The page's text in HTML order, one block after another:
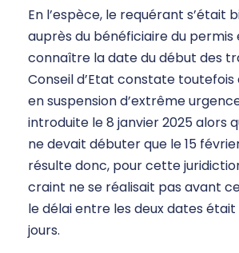
En l’espèce, le requérant s’était
auprès du bénéficiaire du permis
connaître la date du début des
Conseil d’Etat constate
en suspension d’extrême
introduite le 8 janvier 2025 alors
ne devait débuter que le 15
résulte donc, pour cette
craint ne se réalisait pas avant
le délai entre les deux dates était
jours.